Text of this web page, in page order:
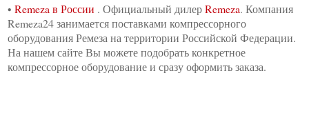
•Remeza в России . Официальный дилерRemeza. Компания
Remeza24 занимается поставками компрессорного
оборудования Ремеза на территории Российской Федерации.
На нашем сайте Вы можете подобрать конкретное
компрессорное оборудование и сразу оформить заказа.